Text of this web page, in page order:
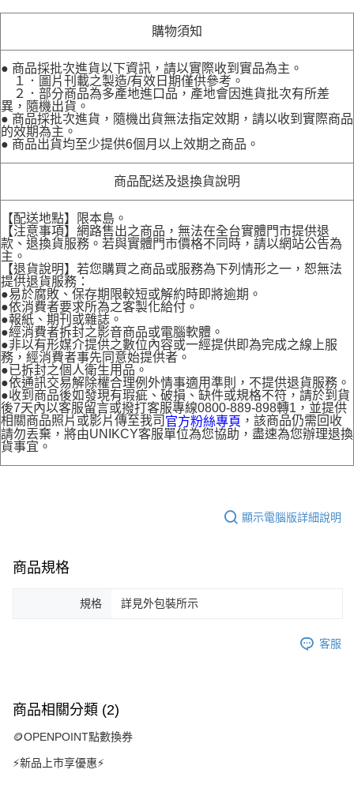
購物須知
● 商品採批次進貨以下資訊，請以實際收到實品為主。
１．圖片刊載之製造/有效日期僅供參考。
２．部分商品為多產地進口品，產地會因進貨批次有所差
異，隨機出貨。
● 商品採批次進貨，隨機出貨無法指定效期，請以收到實際商品
的效期為主。
● 商品出貨均至少提供6個月以上效期之商品。
商品配送及退換貨說明
【配送地點】限本島。
【注意事項】網路售出之商品，無法在全台實體門市提供退
款、退換貨服務。若與實體門市價格不同時，請以網站公告為
主。
【退貨說明】若您購買之商品或服務為下列情形之一，恕無法
提供退貨服務：
●易於腐敗、保存期限較短或解約時即將逾期。
●依消費者要求所為之客製化給付。
●報紙、期刊或雜誌。
●經消費者拆封之影音商品或電腦軟體。
●非以有形媒介提供之數位內容或一經提供即為完成之線上服
務，經消費者事先同意始提供者。
●已拆封之個人衛生用品。
●依通訊交易解除權合理例外情事適用準則，不提供退貨服務。
●收到商品後如發現有瑕疵、破損、缺件或規格不符，請於到貨
後7天內以客服留言或撥打客服專線0800-889-898轉1，並提供
相關商品照片或影片傳至我司 官方粉絲專頁 ，該商品仍需回收
請勿丟棄，將由UNIKCY客服單位為您協助，盡速為您辦理退換
貨事宜。
顯示電腦版詳細說明
商品規格
規格 詳見外包裝所示
客服
商品相關分類 (2)
🪙OPENPOINT點數換券
⚡新品上市享優惠⚡